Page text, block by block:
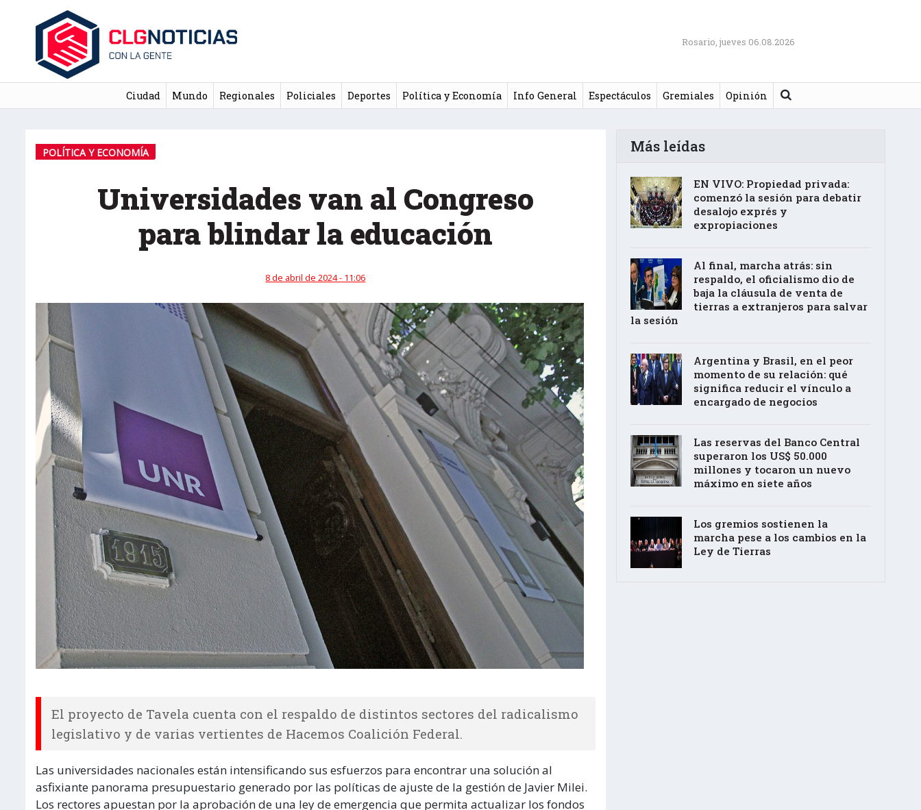
Rosario, jueves 06.08.2026
Ciudad Mundo Regionales Policiales Deportes Política y Economía Info General Espectáculos Gremiales Opinión Buscar
POLÍTICA Y ECONOMÍA
Universidades van al Congreso
para blindar la educación
8 de abril de 2024 - 11:06
El proyecto de Tavela cuenta con el respaldo de distintos sectores del radicalismo
legislativo y de varias vertientes de Hacemos Coalición Federal.
Las universidades nacionales están intensificando sus esfuerzos para encontrar una solución al
asfixiante panorama presupuestario generado por las políticas de ajuste de la gestión de Javier Milei.
Los rectores apuestan por la aprobación de una ley de emergencia que permita actualizar los fondos
Más leídas
EN VIVO: Propiedad privada:
comenzó la sesión para debatir
desalojo exprés y
expropiaciones
Al final, marcha atrás: sin
respaldo, el oficialismo dio de
baja la cláusula de venta de
tierras a extranjeros para salvar
la sesión
Argentina y Brasil, en el peor
momento de su relación: qué
significa reducir el vínculo a
encargado de negocios
Las reservas del Banco Central
superaron los US$ 50.000
millones y tocaron un nuevo
máximo en siete años
Los gremios sostienen la
marcha pese a los cambios en la
Ley de Tierras